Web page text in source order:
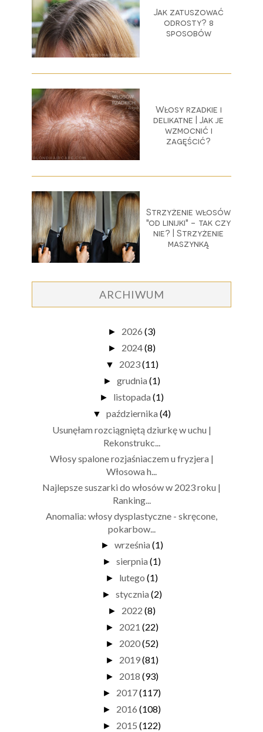
Jak zatuszować
odrosty? 8
sposobów
Włosy rzadkie i
delikatne | Jak je
wzmocnić i
zagęścić?
Strzyżenie włosów
"od linijki" - tak czy
nie? | Strzyżenie
maszynką
ARCHIWUM
► 2026 (3)
► 2024(8)
▼ 2023(11)
► grudnia (1)
► listopada (1)
▼ października (4)
Usunęłam rozciągniętą dziurkę w uchu |
Rekonstrukc...
Włosy spalone rozjaśniaczem u fryzjera |
Włosowa h...
Najlepsze suszarki do włosów w 2023 roku |
Ranking...
Anomalia: włosy dysplastyczne - skręcone,
pokarbow...
► września (1)
► sierpnia (1)
► lutego (1)
► stycznia (2)
► 2022 (8)
► 2021 (22)
► 2020(52)
► 2019(81)
► 2018 (93)
► 2017(117)
► 2016 (108)
► 2015 (122)